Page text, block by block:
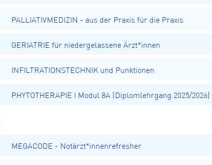
PALLIATIVMEDIZIN - aus der Praxis für die Praxis
GERIATRIE für niedergelassene Ärzt*innen
INFILTRATIONSTECHNIK und Punktionen
PHYTOTHERAPIE I Modul 8A (Diplomlehrgang 2025/2026)
MEGACODE - Notärzt*innenrefresher